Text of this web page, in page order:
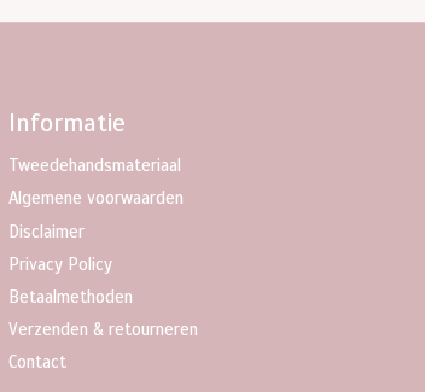
Informatie
Tweedehandsmateriaal
Algemene voorwaarden
Disclaimer
Privacy Policy
Betaalmethoden
Verzenden & retourneren
Contact